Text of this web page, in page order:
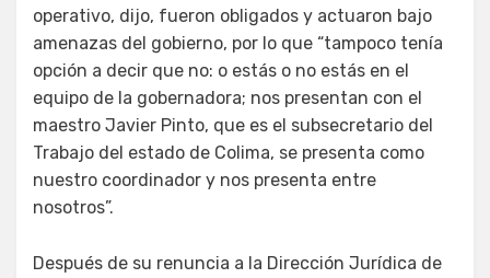
operativo, dijo, fueron obligados y actuaron bajo
amenazas del gobierno, por lo que “tampoco tenía
opción a decir que no: o estás o no estás en el
equipo de la gobernadora; nos presentan con el
maestro Javier Pinto, que es el subsecretario del
Trabajo del estado de Colima, se presenta como
nuestro coordinador y nos presenta entre
nosotros”.
Después de su renuncia a la Dirección Jurídica de